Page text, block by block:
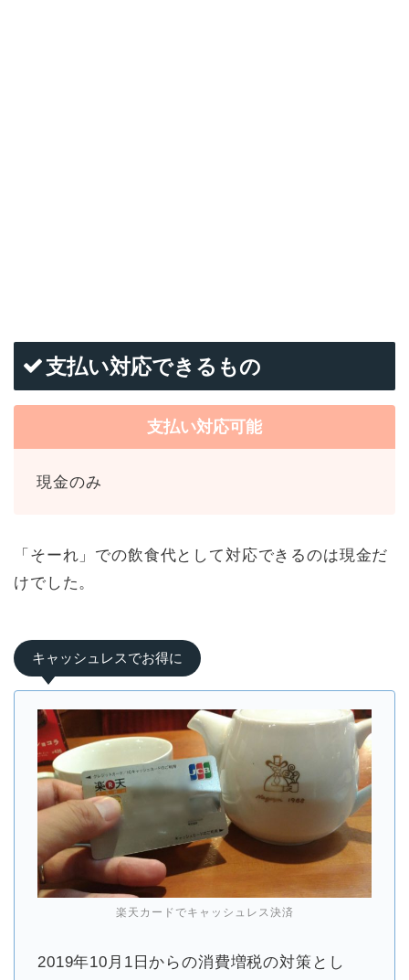
支払い対応できるもの
支払い対応可能
現金のみ
「そーれ」での飲食代として対応できるのは現金だ
けでした。
キャッシュレスでお得に
楽天カードでキャッシュレス決済
2019年10月1日からの消費増税の対策とし